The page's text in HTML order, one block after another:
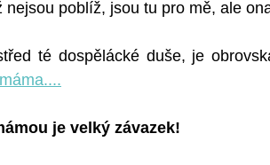
nejsou poblíž, jsou tu pro mě, ale
té dospělácké duše, je
je velký závazek!